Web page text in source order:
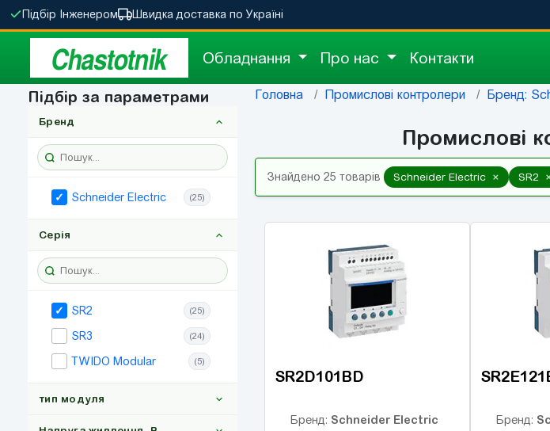
Підбір Інженером Швидка доставка по Україні
Chastotnik Обладнання Про нас Контакти
Підбір за параметрами
Бренд
Schneider Electric (25)
Серія
SR2 (25)
SR3 (24)
TWIDO Modular (5)
тип модуля
Головна Промислові контролери Бренд:
Промислові
Знайдено 25 товарів Schneider Electric × SR2
SR2D101BD
Бренд: Schneider Electric Бренд: